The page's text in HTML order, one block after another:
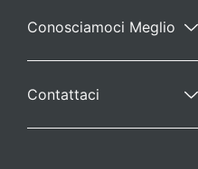
Conosciamoci Meglio
Contattaci